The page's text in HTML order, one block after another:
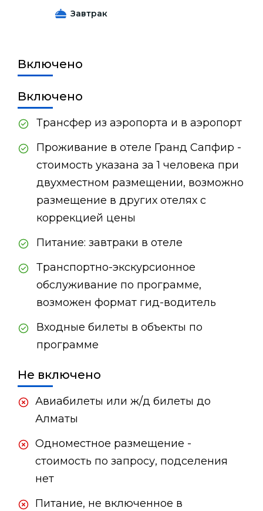
Завтрак
Включено
Включено
Трансфер из аэропорта и в аэропорт
Проживание в отеле Гранд Сапфир -
стоимость указана за 1 человека при
двухместном размещении, возможно
размещение в других отелях с
коррекцией цены
Питание: завтраки в отеле
Транспортно-экскурсионное
обслуживание по программе,
возможен формат гид-водитель
Входные билеты в объекты по
программе
Не включено
Авиабилеты или ж/д билеты до
Алматы
Одноместное размещение -
стоимость по запросу, подселения
нет
Питание, не включенное в